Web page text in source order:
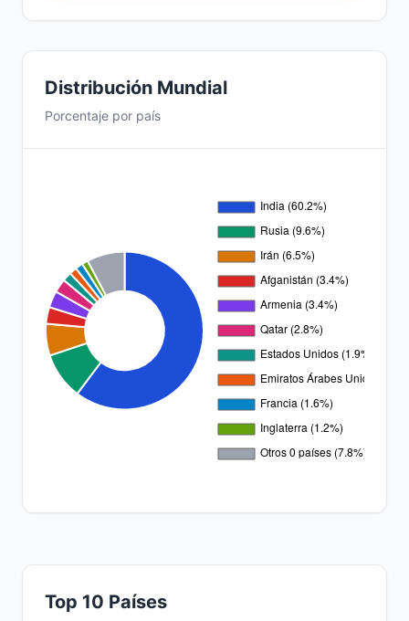
Distribución Mundial
Porcentaje por país
Top 10 Países